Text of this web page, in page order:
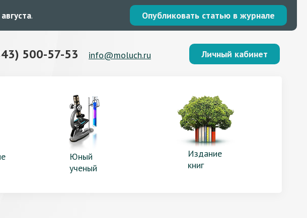
. Опубликовать статью в журнале
500-57-53 info@moluch.ru Личный кабинет
Юный
ученый
Издание
книг